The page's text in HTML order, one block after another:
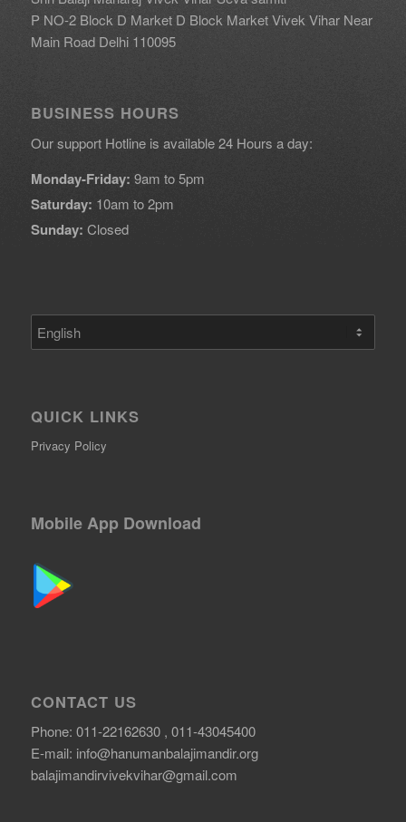
P NO-2 Block D Market D Block Market Vivek Vihar Near
Main Road Delhi 110095
BUSINESS HOURS
Our support Hotline is available 24 Hours a day:
Monday-Friday: 9am to 5pm
Saturday: 10am to 2pm
Sunday: Closed
Choose
a
QUICK LINKS
Privacy Policy
Mobile App Download
CONTACT US
Phone: 011-22162630 , 011-43045400
E-mail: info@hanumanbalajimandir.org
balajimandirvivekvihar@gmail.com